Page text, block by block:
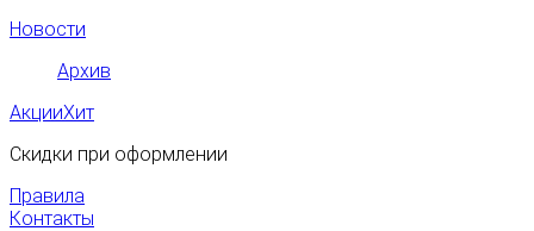
Новости
Архив
АкцииХит
Скидки при оформлении
Правила
Контакты